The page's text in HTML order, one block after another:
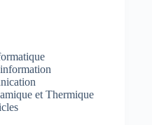
et Thermique